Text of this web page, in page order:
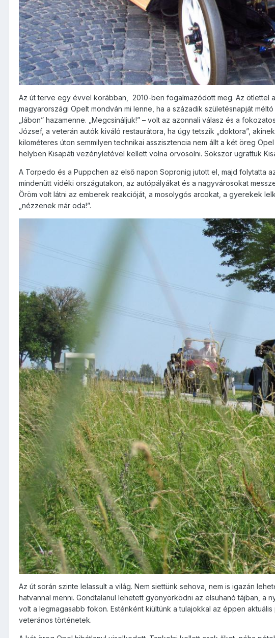
Az út terve egy évvel korábban, 2010-ben fogalmazódott meg. Az ötlettel
magyarországi Opelt mondván mi lenne, ha a századik születésnapját
„lábon” hazamenne. „Megcsináljuk!” – volt az azonnali válasz és a
József, a veterán autók kiváló restaurátora, ha úgy tetszik „doktora”,
kilométeres úton semmilyen technikai asszisztencia nem állt a két öreg
helyben Kisapáti vezényletével kellett volna orvosolni. Sokszor ugrattuk
A Torpedo és a Puppchen az első napon Sopronig jutott el, majd folytatta
mindenütt vidéki országutakon, az autópályákat és a nagyvárosokat
Öröm volt látni az emberek reakcióját, a mosolygós arcokat, a gyerekek
„nézzenek már oda!”.
Az út során szinte lelassult a világ. Nem siettünk sehova, nem is igazán
hatvannal menni. Gondtalanul lehetett gyönyörködni az elsuhanó tájban, a
volt a legmagasabb fokon. Esténként kiültünk a tulajokkal az éppen
veterános történetek.